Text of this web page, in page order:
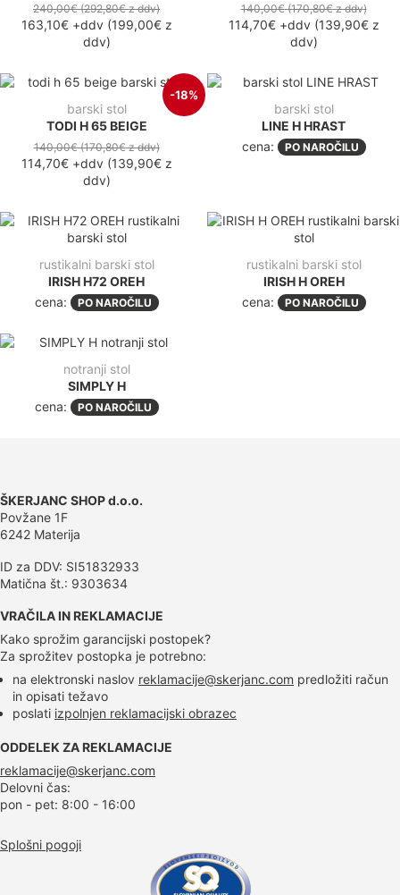
240,00€(292,80€z ddv)
163,10€+ddv(199,00€z
ddv)
140,00€(170,80€z ddv)
114,70€+ddv(139,90€z
ddv)
-18%
barski stol
TODI H 65 BEIGE
140,00€(170,80€z ddv)
114,70€+ddv(139,90€z
ddv)
barski stol
LINE H HRAST
cena:
PO NAROČILU
rustikalni barski stol
IRISH H72 OREH
cena:
PO NAROČILU
rustikalni barski stol
IRISH H OREH
cena:
PO NAROČILU
notranji stol
SIMPLY H
cena:
PO NAROČILU
ŠKERJANC SHOP d.o.o.
Povžane 1F
6242 Materija
ID za DDV: SI51832933
Matična št.: 9303634
VRAČILA IN REKLAMACIJE
Kako sprožim garancijski postopek?
Za sprožitev postopka je potrebno:
na elektronski naslov reklamacije@skerjanc.com predložiti račun
in opisati težavo
poslati izpolnjen reklamacijski obrazec
ODDELEK ZA REKLAMACIJE
reklamacije@skerjanc.com
Delovni čas:
pon - pet: 8:00 - 16:00
Splošni pogoji